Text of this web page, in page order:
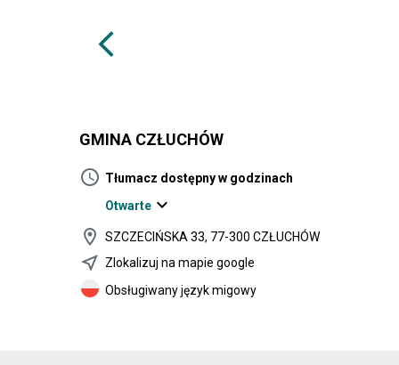
arrow_back_ios
GMINA CZŁUCHÓW
schedule Tłumacz dostępny w godzinach
Otwarte expand_more
location_on
SZCZECIŃSKA 33, 77-300 CZŁUCHÓW
near_me Zlokalizuj na mapie google
Obsługiwany język migowy